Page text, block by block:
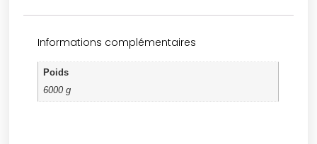
Informations complémentaires
Poids
6000 g